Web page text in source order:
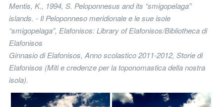
Mentis, K., 1994, S. Peloponnesus and its “smigopelaga”
islands. - Il Peloponneso meridionale e le sue isole
“smigopelaga”, Elafonisos: Library of Elafonisos/Bibliotheca di
Elafonisos
Ginnasio di Elafonisos, Anno scolastico 2011-2012, Storie di
Elafonisos (Miti e credenze per la toponomastica della nostra
isola).